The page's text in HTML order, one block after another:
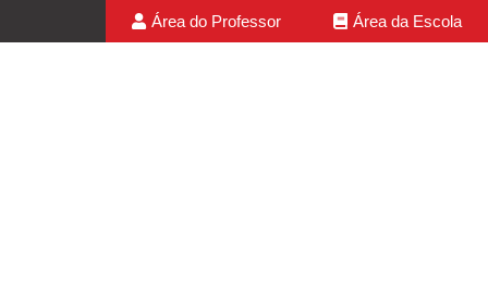
Área do Professor Área da Escola